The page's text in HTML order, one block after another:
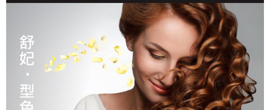
３．收到繳費通知簡訊後14天內，點擊此簡訊中的連結，可透過四大超商／
ATM／網路銀行／等多元方式進行付款，方視為交易完成。
※ 請注意：結帳手續完成當下不需立刻繳費，但若您需要取消訂單，請聯絡
購買商品的店家。未經商家同意取消之訂單仍視為有效，需透過AFTEE先享
後付繳納相關費用。
※ 交易是否成功請以「AFTEE先享後付 」之結帳頁面顯示為準，若有關於
是否繳費成功／繳費後需取消欲退款等相關疑問，請聯繫「AFTEE先享後付
客戶支援中心」
https://netprotections.freshdesk.com/support/home
每筆NT$80，滿NT$699(含以上)免運費
每筆NT$80，滿NT$699(含以上)免運費
萊爾富付款取貨
每筆NT$80，滿NT$699(含以上)免運費
7-11取貨付款